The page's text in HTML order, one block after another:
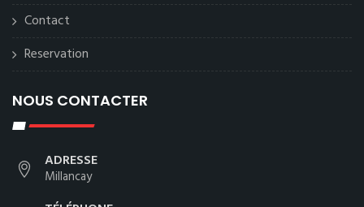
Contact
Reservation
NOUS CONTACTER
ADRESSE
Millancay